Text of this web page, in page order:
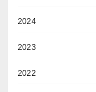
2024
2023
2022